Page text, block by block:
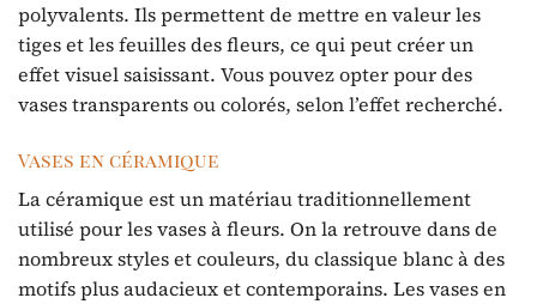
polyvalents. Ils permettent de mettre en valeur les
tiges et les feuilles des fleurs, ce qui peut créer un
effet visuel saisissant. Vous pouvez opter pour des
vases transparents ou colorés, selon l’effet recherché.
Vases en céramique
La céramique est un matériau traditionnellement
utilisé pour les vases à fleurs. On la retrouve dans de
nombreux styles et couleurs, du classique blanc à des
motifs plus audacieux et contemporains. Les vases en